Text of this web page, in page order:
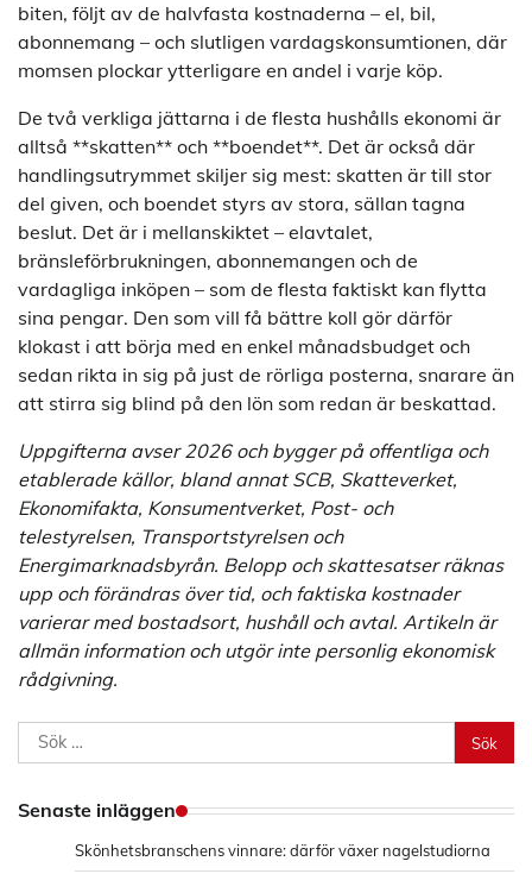
biten, följt av de halvfasta kostnaderna – el, bil,
abonnemang – och slutligen vardagskonsumtionen, där
momsen plockar ytterligare en andel i varje köp.
De två verkliga jättarna i de flesta hushålls ekonomi är
alltså **skatten** och **boendet**. Det är också där
handlingsutrymmet skiljer sig mest: skatten är till stor
del given, och boendet styrs av stora, sällan tagna
beslut. Det är i mellanskiktet – elavtalet,
bränsleförbrukningen, abonnemangen och de
vardagliga inköpen – som de flesta faktiskt kan flytta
sina pengar. Den som vill få bättre koll gör därför
klokast i att börja med en enkel månadsbudget och
sedan rikta in sig på just de rörliga posterna, snarare än
att stirra sig blind på den lön som redan är beskattad.
Uppgifterna avser 2026 och bygger på offentliga och
etablerade källor, bland annat SCB, Skatteverket,
Ekonomifakta, Konsumentverket, Post- och
telestyrelsen, Transportstyrelsen och
Energimarknadsbyrån. Belopp och skattesatser räknas
upp och förändras över tid, och faktiska kostnader
varierar med bostadsort, hushåll och avtal. Artikeln är
allmän information och utgör inte personlig ekonomisk
rådgivning.
Sök
efter:
Senaste inläggen
Skönhetsbranschens vinnare: därför växer nagelstudiorna